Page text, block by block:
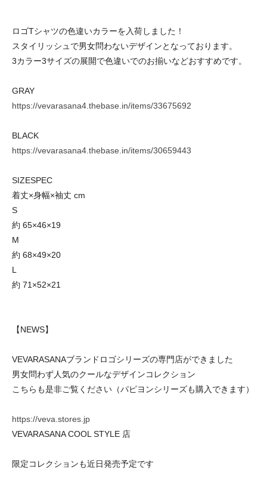
ロゴTシャツの色違いカラーを入荷しました！
スタイリッシュで男女問わないデザインとなっております。
3カラー3サイズの展開で色違いでのお揃いなどおすすめです。
GRAY
https://vevarasana4.thebase.in/items/33675692
BLACK
https://vevarasana4.thebase.in/items/30659443
SIZESPEC
着丈×身幅×袖丈 cm
S
約 65×46×19
M
約 68×49×20
L
約 71×52×21
【NEWS】
VEVARASANAブランドロゴシリーズの専門店ができました
男女問わず人気のクールなデザインコレクション
こちらも是非ご覧ください（パピヨンシリーズも購入できます）
https://veva.stores.jp
VEVARASANA COOL STYLE 店
限定コレクションも近日発売予定です